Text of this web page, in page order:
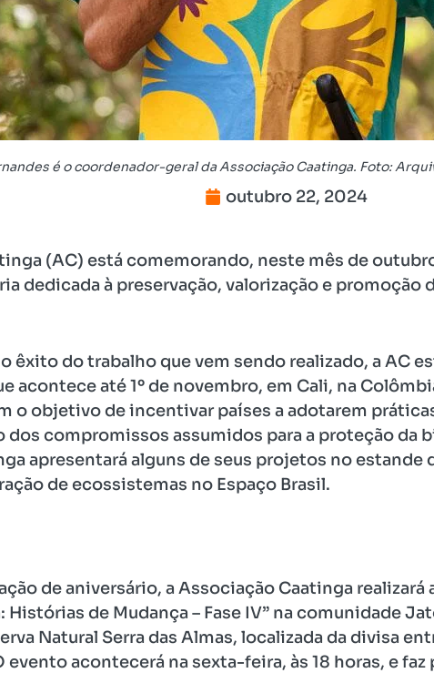
é o coordenador-geral da Associação Caatinga. Foto:
outubro 22, 2024
(AC) está comemorando, neste mês de
dedicada à preservação, valorização e promoção
êxito do trabalho que vem sendo realizado, a AC
acontece até 1º de novembro, em Cali, na
o objetivo de incentivar países a adotarem
dos compromissos assumidos para a proteção da
apresentará alguns de seus projetos no estande
de ecossistemas no Espaço Brasil.
de aniversário, a Associação Caatinga
Histórias de Mudança – Fase IV” na comunidade
Natural Serra das Almas, localizada da divisa
acontecerá na sexta-feira, às 18 horas, e